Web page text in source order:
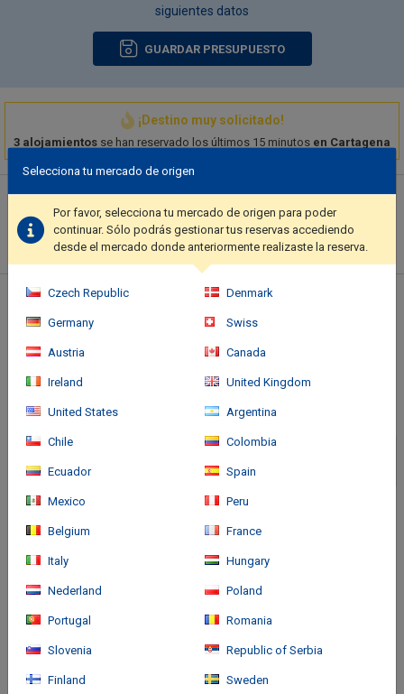
siguientes datos
GUARDAR PRESUPUESTO
¡Destino muy solicitado!
3 alojamientos se han reservado los últimos 15 minutos en Cartagena
Descripción del hotel
Relax at the full-service spa, where you can enjoy massages. If
you're looking for recreational opportunities, you'll find an
amenities at this hotel include complimentary wireless internet
access, concierge services, and babysitting (surcharge)..
Featured amenities include a 24-hour business center, dry
cleaning/laundry services, and a 24-hour front desk. Event
facilities at this hotel consist of a conference center and
surcharge (available 24 hours), and self parking (subject to
charges) is available onsite..
Ubicación del hotel
With a stay at InterContinental Cartagena De Indias by IHG in
Selecciona tu mercado de origen
Por favor, selecciona tu mercado de origen para poder
continuar. Sólo podrás gestionar tus reservas accediendo
desde el mercado donde anteriormente realizaste la reserva.
Czech Republic Denmark
Germany Swiss
Austria Canada
Ireland United Kingdom
United States Argentina
Chile Colombia
Ecuador Spain
Mexico Peru
Belgium France
Italy Hungary
Nederland Poland
Portugal Romania
Slovenia Republic of Serbia
Finland Sweden